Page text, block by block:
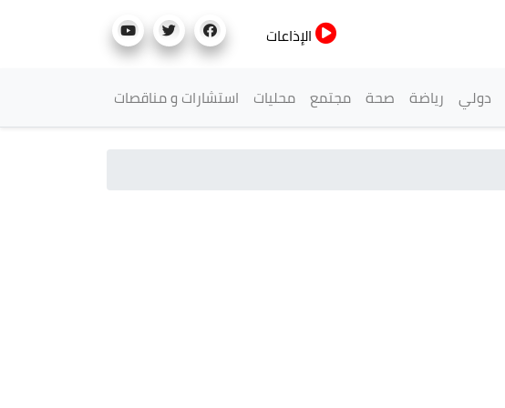
الإذاعات
دولي رياضة صحة مجتمع محليات استشارات و مناقصات